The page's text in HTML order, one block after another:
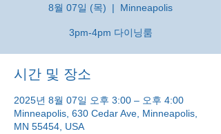
8월 07일 (목)
  |
Minneapolis
3pm-4pm 다이닝룸
시간 및 장소
2025년 8월 07일 오후 3:00 – 오후 4:00
Minneapolis, 630 Cedar Ave, Minneapolis,
MN 55454, USA